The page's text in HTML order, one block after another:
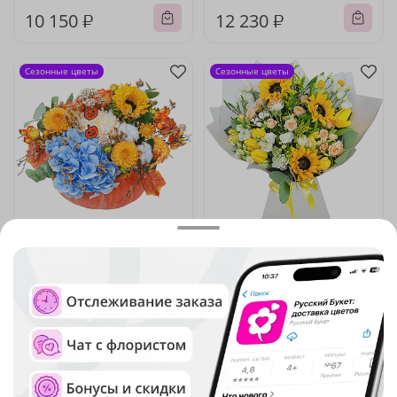
10 150 ₽ 12 230 ₽
Композиция "Страшно
красивая"
Под заказ
8 740 ₽
Сезонные цветы
4.9(55)
Букет "Ясное утро"
12 360 ₽
Сезонные цветы